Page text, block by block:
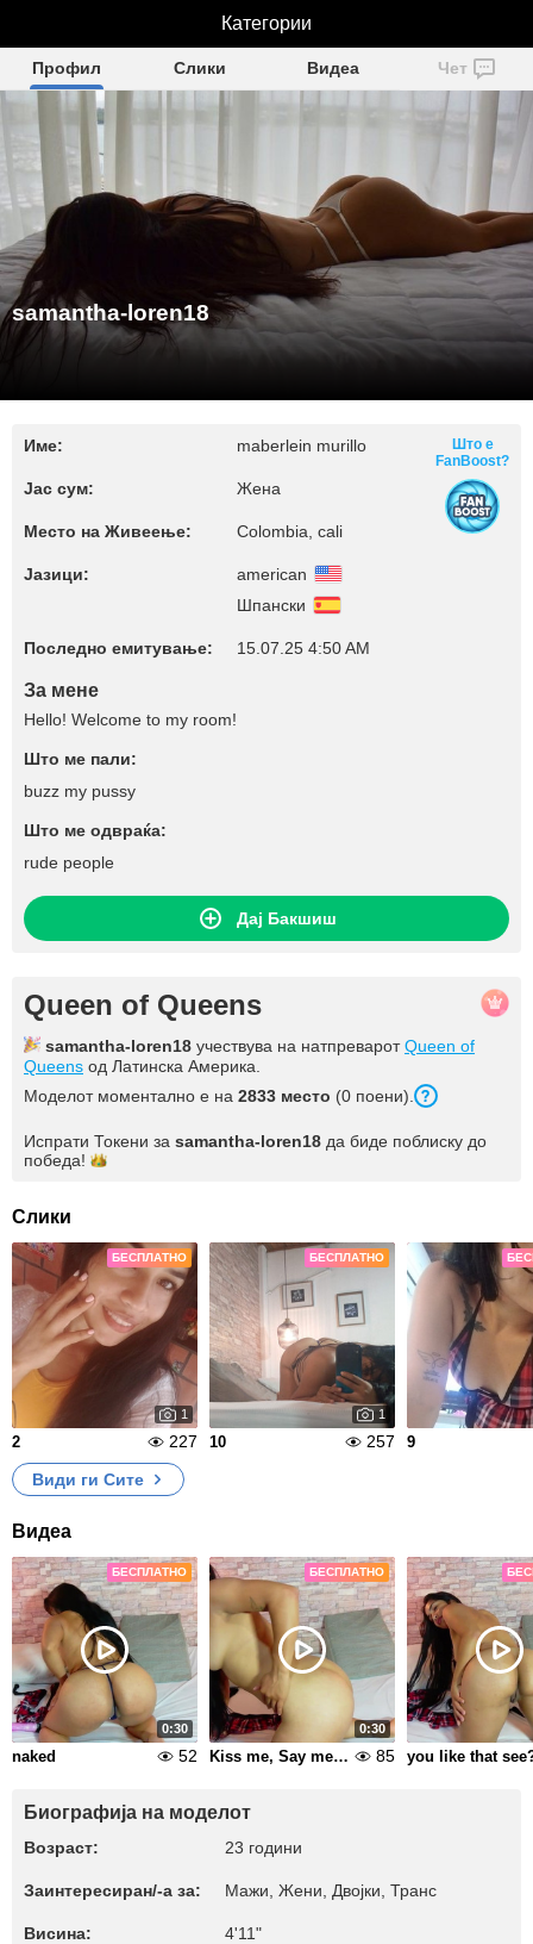
samantha-loren18
Профил Слики Видеа Чет
samantha-loren18
Име: maberlein murillo
Јас сум: Жена
Место на Живеење: Colombia, cali
Јазици:
american
Шпански
Последно емитување: 15.07.25 4:50 AM
Што е
FanBoost?
За мене
Hello! Welcome to my room!
Што ме пали:
buzz my pussy
Што ме одвраќа:
rude people
Дај Бакшиш
Queen of Queens
samantha-loren18 учествува на натпреваротQueen of
Queens од Латинска Америка.
Моделот моментално е на 2833 место (0 поени).
Испрати Токени за samantha-loren18 да биде поблиску до
победа!
Слики
БЕСПЛАТНО
1
2 227
БЕСПЛАТНО
1
10 257 9
Види ги Сите
Видеа
БЕСПЛАТНО
0:30
naked 52
БЕСПЛАТНО
0:30
Kiss me, Say me, tap me here 85 you like that
Биографија на моделот
Возраст: 23 години
Заинтересиран/-а за: Мажи, Жени, Двојки, Транс
Висина: 4'11"
Категории